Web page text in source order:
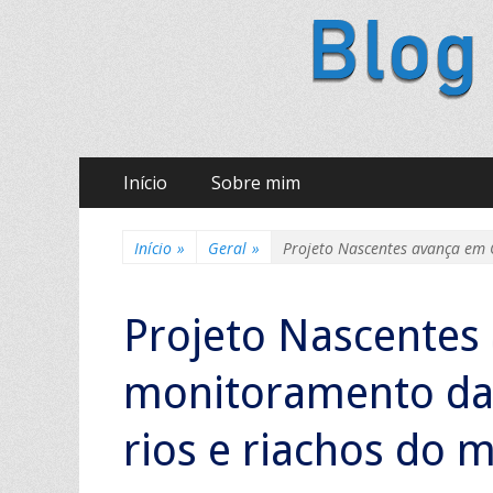
Menu principal
para
conteúdo
Início Sobre mim
Início » Geral » Projeto Nascentes avança
Projeto
monitoramento
rios e riachos do